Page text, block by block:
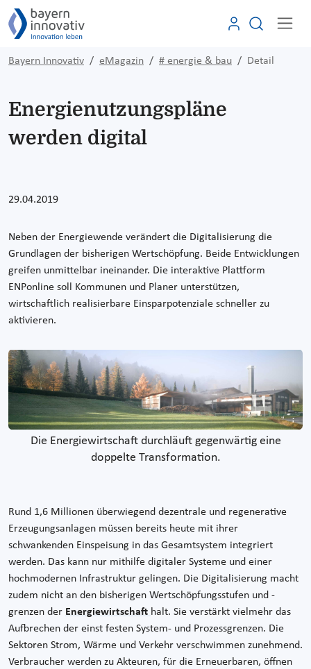
Bayern Innovativ eMagazin # energie & bau Detail
Energienutzungspläne
werden digital
29.04.2019
Neben der Energiewende verändert die Digitalisierung die
Grundlagen der bisherigen Wertschöpfung. Beide Entwicklungen
greifen unmittelbar ineinander. Die interaktive Plattform
ENPonline soll Kommunen und Planer unterstützen,
wirtschaftlich realisierbare Einsparpotenziale schneller zu
aktivieren.
Die Energiewirtschaft durchläuft gegenwärtig eine
doppelte Transformation.
Rund 1,6 Millionen überwiegend dezentrale und regenerative
Erzeugungsanlagen müssen bereits heute mit ihrer
schwankenden Einspeisung in das Gesamtsystem integriert
werden. Das kann nur mithilfe digitaler Systeme und einer
hochmodernen Infrastruktur gelingen. Die Digitalisierung macht
zudem nicht an den bisherigen Wertschöpfungsstufen und -
grenzen der Energiewirtschaft halt. Sie verstärkt vielmehr das
Aufbrechen der einst festen System- und Prozessgrenzen. Die
Sektoren Strom, Wärme und Verkehr verschwimmen zunehmend.
Verbraucher werden zu Akteuren, für die Erneuerbaren, öffnen